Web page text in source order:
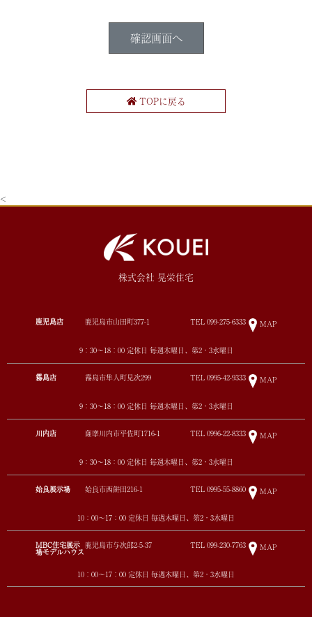
TOPに戻る
<
株式会社 晃栄住宅
鹿児島店 鹿児島市山田町377-1 TEL 099-275-6333 MAP
9：30～18：00 定休日 毎週木曜日、第2・3水曜日
霧島店 霧島市隼人町見次299 TEL 0995-42-9333 MAP
9：30～18：00 定休日 毎週木曜日、第2・3水曜日
川内店 薩摩川内市平佐町1716-1 TEL 0996-22-8333 MAP
9：30～18：00 定休日 毎週木曜日、第2・3水曜日
姶良展示場 姶良市西餅田216-1 TEL 0995-55-8860 MAP
10：00～17：00 定休日 毎週木曜日、第2・3水曜日
MBC住宅展示
場モデルハウス
鹿児島市与次郎2-5-37 TEL 099-230-7763 MAP
10：00～17：00 定休日 毎週木曜日、第2・3水曜日